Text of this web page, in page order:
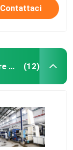
Contattaci
Macchina della regolazione di calore del tessuto (12)